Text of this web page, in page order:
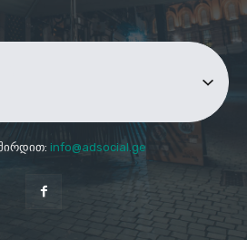
info@adsocial.ge